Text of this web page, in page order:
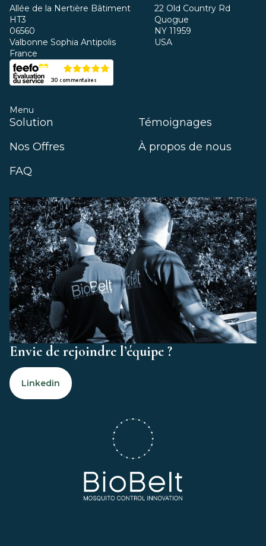
Allée de la Nertière Bâtiment
HT3
06560
Valbonne Sophia Antipolis
France
22 Old Country Rd
Quogue
NY 11959
USA
Menu
Solution
Témoignages
Nos Offres
À propos de nous
FAQ
Envie de rejoindre l’équipe ?
Linkedin